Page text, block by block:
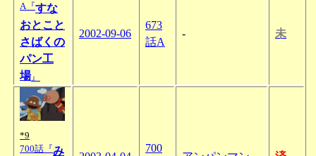
A『すな
おとこと
さばくの
パン工
場』
2002-09-06
673
話A
- 未
*9
700話『み
700